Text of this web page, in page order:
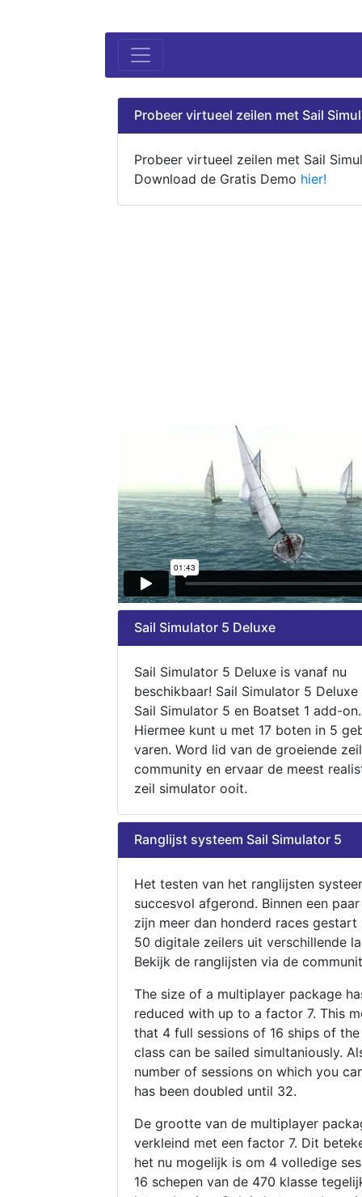
Probeer virtueel zeilen met Sail
Probeer virtueel zeilen met Sail
Download de Gratis Demo hier!
Sail Simulator 5 Deluxe
Sail Simulator 5 Deluxe is vanaf nu
beschikbaar! Sail Simulator 5
Sail Simulator 5 en Boatset 1 add-on.
Hiermee kunt u met 17 boten in 5
varen. Word lid van de groeiende zeil
community en ervaar de meest
zeil simulator ooit.
Ranglijst systeem Sail Simulator 5
Het testen van het ranglijsten
succesvol afgerond. Binnen een
zijn meer dan honderd races gestart
50 digitale zeilers uit verschillende
Bekijk de ranglijsten via de
The size of a multiplayer package
reduced with up to a factor 7. This
that 4 full sessions of 16 ships of
class can be sailed simultaniously.
number of sessions on which you
has been doubled until 32.
De grootte van de multiplayer
verkleind met een factor 7. Dit
het nu mogelijk is om 4 volledige
16 schepen van de 470 klasse